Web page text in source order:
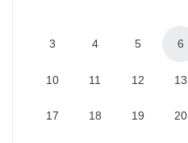
3 4 5 6
10 11 12 13
17 18 19 20